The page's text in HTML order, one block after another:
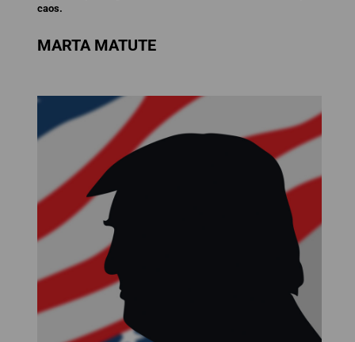
caos.
MARTA MATUTE